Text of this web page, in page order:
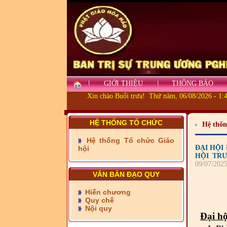
GIỚI THIỆU THÔNG BÁO
Xin chào Buổi trưa! Thứ năm, 06/08/2026 -
HỆ THỐNG TỔ CHỨC
Hệ thống Tổ chức Giáo
hội
VĂN BẢN ĐẠO QUY
Hiến chương
Quy chế
Nội quy
Hệ
ĐẠI HỘI
HỘI
09/07/2025
Đại